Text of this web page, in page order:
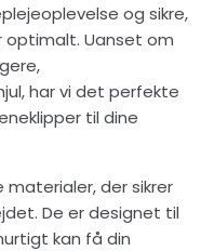
og sikre,
Uanset om
har vi det perfekte
til dine
der sikrer
De er designet til
kan få din